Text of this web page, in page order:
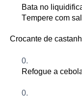
Bata no
Tempere com
Crocante de
Refogue a